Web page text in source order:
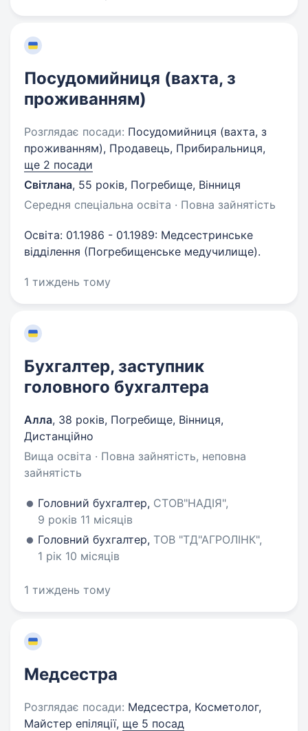
Посудомийниця (вахта, з
проживанням)
Розглядає посади: Посудомийниця (вахта, з
проживанням), Продавець, Прибиральниця,
ще 2 посади
Світлана, 55 років, Погребище, Вінниця
Середня спеціальна освіта · Повна зайнятість
Освіта: 01.1986 - 01.1989: Медсестринське
відділення (Погребищенське медучилище).
1 тиждень тому
Бухгалтер, заступник
головного бухгалтера
Алла, 38 років, Погребище, Вінниця,
Дистанційно
Вища освіта · Повна зайнятість, неповна
зайнятість
Головний бухгалтер, СТОВ"НАДІЯ",
9 років 11 місяців
Головний бухгалтер, ТОВ "ТД"АГРОЛІНК",
1 рік 10 місяців
1 тиждень тому
Медсестра
Розглядає посади: Медсестра, Косметолог,
Майстер епіляції, ще 5 посад